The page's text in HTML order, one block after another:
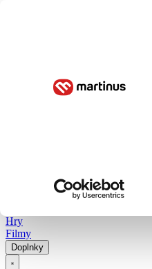
Hry
Filmy
Doplnky